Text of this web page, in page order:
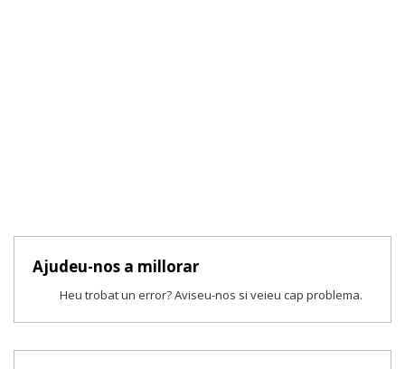
Ajudeu-nos a millorar
Heu trobat un error? Aviseu-nos si veieu cap problema.